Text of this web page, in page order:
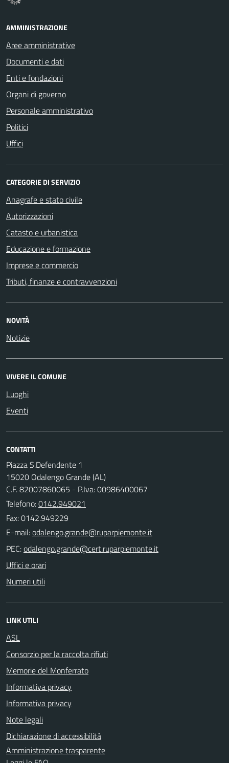
AMMINISTRAZIONE
Aree amministrative
Documenti e dati
Enti e fondazioni
Organi di governo
Personale amministrativo
Politici
Uffici
CATEGORIE DI SERVIZIO
Anagrafe e stato civile
Autorizzazioni
Catasto e urbanistica
Educazione e formazione
Imprese e commercio
Tributi, finanze e contravvenzioni
NOVITÀ
Notizie
VIVERE IL COMUNE
Luoghi
Eventi
CONTATTI
Piazza S.Defendente 1
15020 Odalengo Grande (AL)
C.F. 82007860065 - P.Iva: 00986400067
Telefono:0142.949021
Fax: 0142.949229
E-mail:
PEC:
Uffici e orari
Numeri utili
LINK UTILI
ASL
Consorzio per la raccolta rifiuti
Memorie del Monferrato
Informativa privacy
Informativa privacy
Note legali
Dichiarazione di accessibilità
Amministrazione trasparente